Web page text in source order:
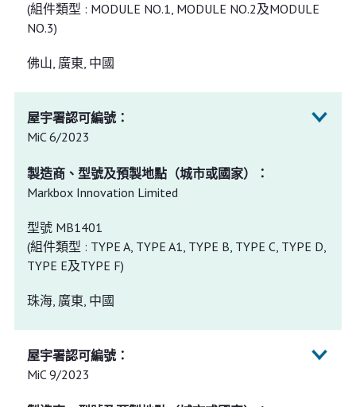
(組件類型 : MODULE NO.1, MODULE NO.2及MODULE
NO.3)
佛山, 廣東, 中國
MiC 6/2023
Markbox Innovation Limited
型號 MB1401
(組件類型 : TYPE A, TYPE A1, TYPE B, TYPE C, TYPE D,
TYPE E及TYPE F)
珠海, 廣東, 中國
MiC 9/2023